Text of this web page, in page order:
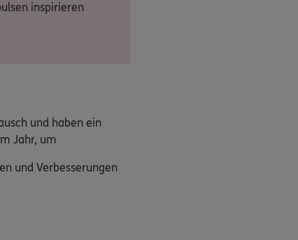
inspirieren
und haben ein
Jahr, um
und Verbesserungen